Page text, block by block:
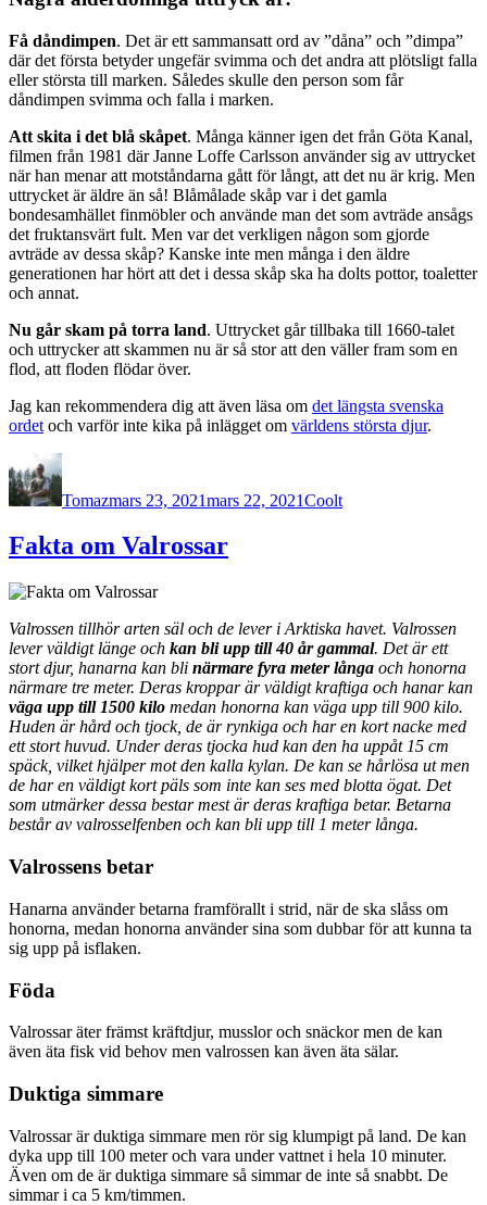
Få dåndimpen. Det är ett sammansatt ord av ”dåna” och ”dimpa”
där det första betyder ungefär svimma och det andra att plötsligt falla
eller största till marken. Således skulle den person som får
dåndimpen svimma och falla i marken.
Att skita i det blå skåpet. Många känner igen det från Göta Kanal,
filmen från 1981 där Janne Loffe Carlsson använder sig av uttrycket
när han menar att motståndarna gått för långt, att det nu är krig. Men
uttrycket är äldre än så! Blåmålade skåp var i det gamla
bondesamhället finmöbler och använde man det som avträde ansågs
det fruktansvärt fult. Men var det verkligen någon som gjorde
avträde av dessa skåp? Kanske inte men många i den äldre
generationen har hört att det i dessa skåp ska ha dolts pottor, toaletter
och annat.
Nu går skam på torra land. Uttrycket går tillbaka till 1660-talet
och uttrycker att skammen nu är så stor att den väller fram som en
flod, att floden flödar över.
Jag kan rekommendera dig att även läsa om det längsta svenska
ordet och varför inte kika på inlägget om världens största djur.
Författare
Tomazmars 23, 2021mars 22, 2021Coolt
Fakta om Valrossar
Valrossen tillhör arten säl och de lever i Arktiska havet. Valrossen
lever väldigt länge och kan bli upp till 40 år gammal. Det är ett
stort djur, hanarna kan bli närmare fyra meter långa och honorna
närmare tre meter. Deras kroppar är väldigt kraftiga och hanar kan
väga upp till 1500 kilo medan honorna kan väga upp till 900 kilo.
Huden är hård och tjock, de är rynkiga och har en kort nacke med
ett stort huvud. Under deras tjocka hud kan den ha uppåt 15 cm
späck, vilket hjälper mot den kalla kylan. De kan se hårlösa ut men
de har en väldigt kort päls som inte kan ses med blotta ögat. Det
som utmärker dessa bestar mest är deras kraftiga betar. Betarna
består av valrosselfenben och kan bli upp till 1 meter långa.
Valrossens betar
Hanarna använder betarna framförallt i strid, när de ska slåss om
honorna, medan honorna använder sina som dubbar för att kunna ta
sig upp på isflaken.
Föda
Valrossar äter främst kräftdjur, musslor och snäckor men de kan
även äta fisk vid behov men valrossen kan även äta sälar.
Duktiga simmare
Valrossar är duktiga simmare men rör sig klumpigt på land. De kan
dyka upp till 100 meter och vara under vattnet i hela 10 minuter.
Även om de är duktiga simmare så simmar de inte så snabbt. De
simmar i ca 5 km/timmen.